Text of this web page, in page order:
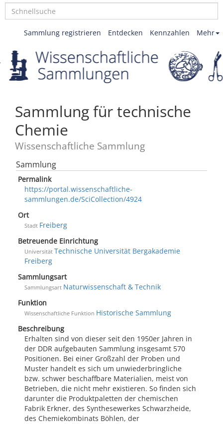
Mehr
Kennzahlen
Entdecken
Sammlung registrieren
Sammlung für technische
Chemie
Wissenschaftliche Sammlung
Sammlung
Permalink
https://portal.wissenschaftliche-
sammlungen.de/SciCollection/4924
Ort
Stadt Freiberg
Betreuende Einrichtung
Universität Technische Universität Bergakademie
Freiberg
Sammlungsart
Sammlungsart Naturwissenschaft & Technik
Funktion
Wissenschaftliche Funktion Historische Sammlung
Beschreibung
Erhalten sind von dieser seit den 1950er Jahren in
der DDR aufgebauten Sammlung insgesamt 570
Positionen. Bei einer Großzahl der Proben und
Muster handelt es sich um unwiederbringliche
bzw. schwer beschaffbare Materialien, meist von
Betrieben, die nicht mehr existieren. So finden sich
darunter die Produktpaletten der chemischen
Fabrik Erkner, des Synthesewerkes Schwarzheide,
des Chemiekombinats Böhlen, der